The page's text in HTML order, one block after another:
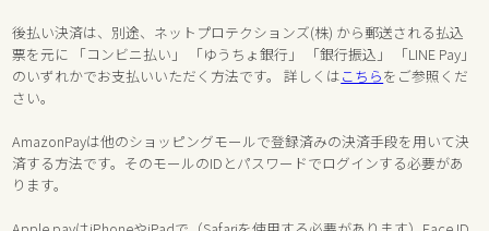
後払い決済は、別途、ネットプロテクションズ(株) から郵送される払込
票を元に 「コンビニ払い」 「ゆうちょ銀行」 「銀行振込」 「LINE Pay」
のいずれかでお支払いいただく方法です。 詳しくはこちらをご参照くだ
さい。
AmazonPayは他のショッピングモールで登録済みの決済手段を用いて決
済する方法です。そのモールのIDとパスワードでログインする必要があ
ります。